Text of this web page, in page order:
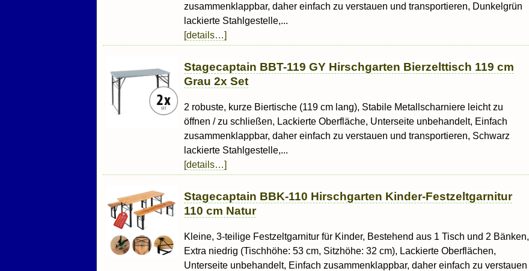
zusammenklappbar, daher einfach zu verstauen und transportieren, Dunkelgrün
lackierte Stahlgestelle,...
[details…]
Stagecaptain BBT-119 GY Hirschgarten Bierzelttisch 119 cm
Grau 2x Set
2 robuste, kurze Biertische (119 cm lang), Stabile Metallscharniere leicht zu
öffnen / zu schließen, Lackierte Oberfläche, Unterseite unbehandelt, Einfach
zusammenklappbar, daher einfach zu verstauen und transportieren, Schwarz
lackierte Stahlgestelle,...
[details…]
Stagecaptain BBK-110 Hirschgarten Kinder-Festzeltgarnitur
110 cm Natur
Kleine, 3-teilige Festzeltgarnitur für Kinder, Bestehend aus 1 Tisch und 2 Bänken,
Extra niedrig (Tischhöhe: 53 cm, Sitzhöhe: 32 cm), Lackierte Oberflächen,
Unterseite unbehandelt, Einfach zusammenklappbar, daher einfach zu verstauen